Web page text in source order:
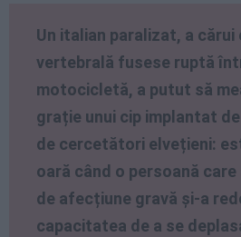
Un italian paralizat, a cărui
vertebrală fusese ruptă
motocicletă, a putut să
grație unui cip implantat
de cercetători elvețieni:
oară când o persoană
de afecțiune gravă și-a
capacitatea de a se